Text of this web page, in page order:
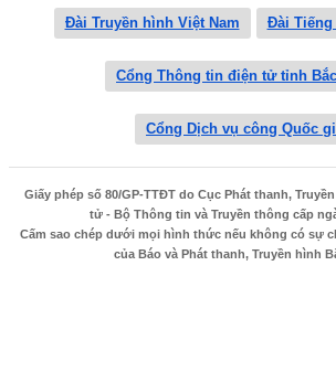
Đài Truyền hình Việt Nam Đài Tiếng
Cổng Thông tin điện tử tỉnh
Cổng Dịch vụ công Quốc
Giấy phép số 80/GP-TTĐT do Cục Phát thanh,
tử - Bộ Thông tin và Truyền thông cấp
Cấm sao chép dưới mọi hình thức nếu không có sự
của Báo và Phát thanh, Truyền hình